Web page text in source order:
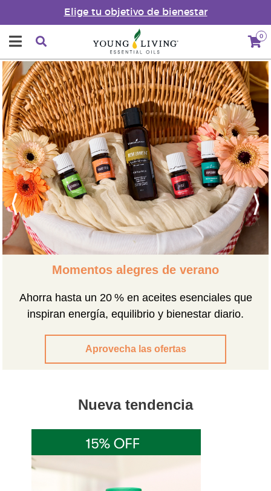
Elige tu objetivo de bienestar
0
Momentos alegres de verano
Ahorra hasta un 20 % en aceites esenciales que
inspiran energía, equilibrio y bienestar diario.
Aprovecha las ofertas
Previous Next
Nueva tendencia